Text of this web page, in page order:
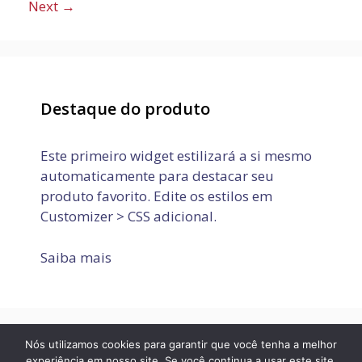
Next →
Destaque do produto
Este primeiro widget estilizará a si mesmo
automaticamente para destacar seu
produto favorito. Edite os estilos em
Customizer > CSS adicional.
Saiba mais
Política de Privacidade Termos de Uso Fale conosco
Nós utilizamos cookies para garantir que você tenha a melhor